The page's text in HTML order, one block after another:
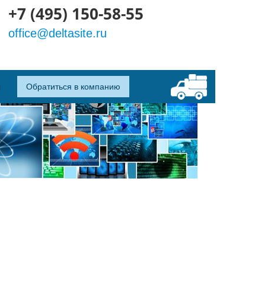
+7 (495) 150-58-55
office@deltasite.ru
Обратиться в компанию